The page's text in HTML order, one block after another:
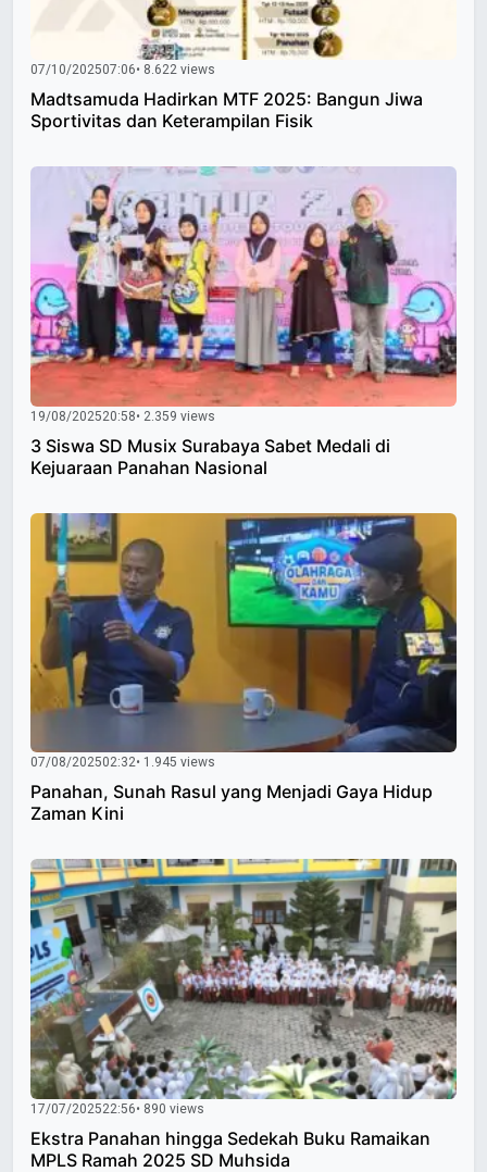
07/10/202507:06• 8.622 views
Madtsamuda Hadirkan MTF 2025: Bangun Jiwa
Sportivitas dan Keterampilan Fisik
19/08/202520:58• 2.359 views
3 Siswa SD Musix Surabaya Sabet Medali di
Kejuaraan Panahan Nasional
07/08/202502:32• 1.945 views
Panahan, Sunah Rasul yang Menjadi Gaya Hidup
Zaman Kini
17/07/202522:56• 890 views
Ekstra Panahan hingga Sedekah Buku Ramaikan
MPLS Ramah 2025 SD Muhsida